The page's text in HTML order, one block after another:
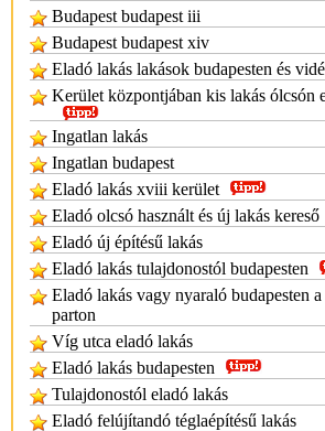
Budapest budapest iii
Budapest budapest xiv
Eladó lakás lakások budapesten és
Kerület központjában kis lakás ólcsón
Ingatlan lakás
Ingatlan budapest
Eladó lakás xviii kerület
Eladó olcsó használt és új lakás kereső
Eladó új építésű lakás
Eladó lakás tulajdonostól budapesten
Eladó lakás vagy nyaraló budapesten
parton
Víg utca eladó lakás
Eladó lakás budapesten
Tulajdonostól eladó lakás
Eladó felújítandó téglaépítésű lakás